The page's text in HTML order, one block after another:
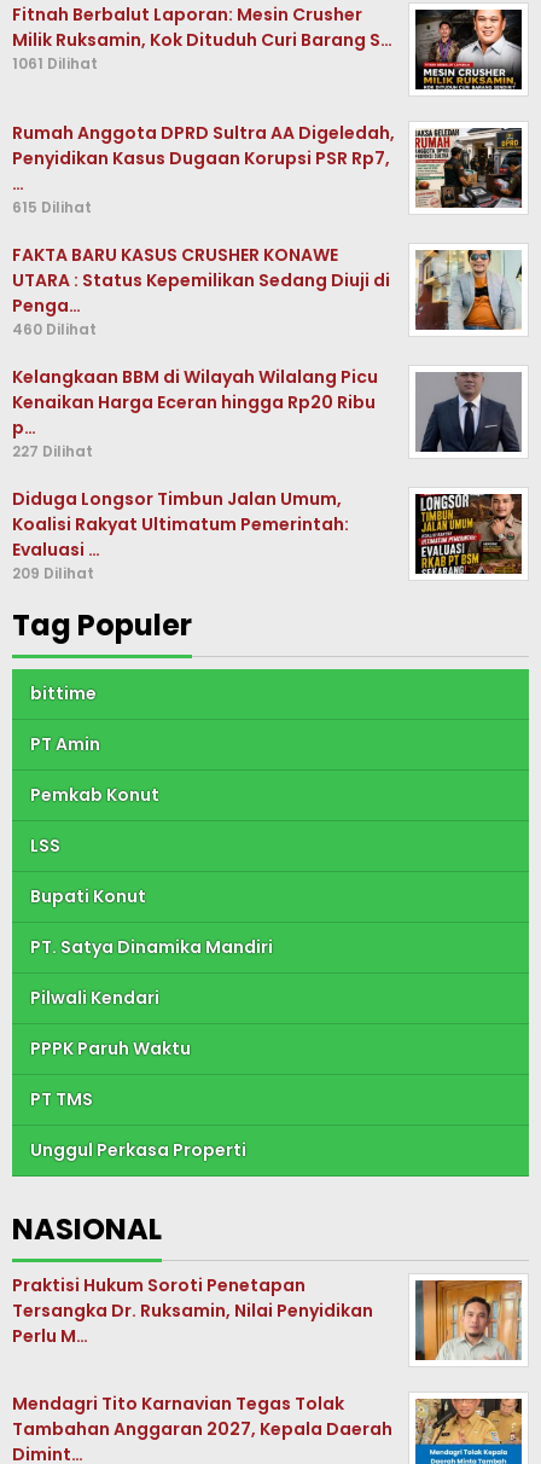
Fitnah Berbalut Laporan: Mesin Crusher
Milik Ruksamin, Kok Dituduh Curi Barang S…
1061 Dilihat
Rumah Anggota DPRD Sultra AA Digeledah,
Penyidikan Kasus Dugaan Korupsi PSR Rp7,
…
615 Dilihat
FAKTA BARU KASUS CRUSHER KONAWE
UTARA : Status Kepemilikan Sedang Diuji di
Penga…
460 Dilihat
Kelangkaan BBM di Wilayah Wilalang Picu
Kenaikan Harga Eceran hingga Rp20 Ribu
p…
227 Dilihat
Diduga Longsor Timbun Jalan Umum,
Koalisi Rakyat Ultimatum Pemerintah:
Evaluasi …
209 Dilihat
Tag Populer
bittime
PT Amin
Pemkab Konut
LSS
Bupati Konut
PT. Satya Dinamika Mandiri
Pilwali Kendari
PPPK Paruh Waktu
PT TMS
Unggul Perkasa Properti
NASIONAL
Praktisi Hukum Soroti Penetapan
Tersangka Dr. Ruksamin, Nilai Penyidikan
Perlu M…
Mendagri Tito Karnavian Tegas Tolak
Tambahan Anggaran 2027, Kepala Daerah
Dimint…